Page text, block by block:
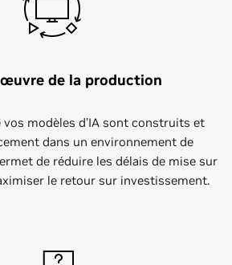
de la production
vos modèles d’IA sont construits et
dans un environnement de
de réduire les délais de mise sur
le retour sur investissement.